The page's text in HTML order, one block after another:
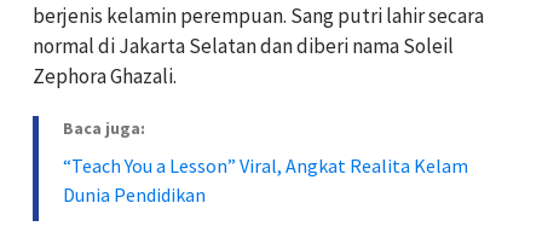
berjenis kelamin perempuan. Sang putri lahir secara
normal di Jakarta Selatan dan diberi nama Soleil
Zephora Ghazali.
Baca juga:
“Teach You a Lesson” Viral, Angkat Realita Kelam
Dunia Pendidikan